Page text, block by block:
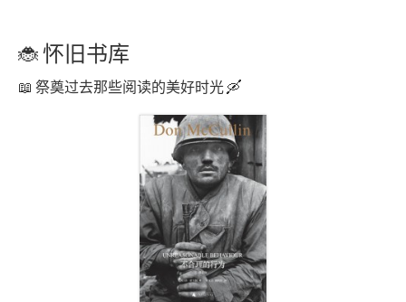
怀旧书库
祭奠过去那些阅读的美好时光